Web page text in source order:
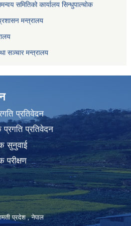
समितिको कार्यालय सिन्धुपाल्चोक
मन्त्रालय
सञ्चार मन्त्रालय
प्रतिवेदन
प्रगति प्रतिवेदन
सुनुवाई
परीक्षण
प्रदेश , नेपाल